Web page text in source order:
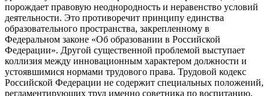
порождает правовую неоднородность и неравенство условий
деятельности. Это противоречит принципу единства
образовательного пространства, закрепленному в
Федеральном законе «Об образовании в Российской
Федерации». Другой существенной проблемой выступает
коллизия между инновационным характером должности и
устоявшимися нормами трудового права. Трудовой кодекс
Российской Федерации не содержит специальных положений,
регламентирующих труд именно советника по воспитанию,